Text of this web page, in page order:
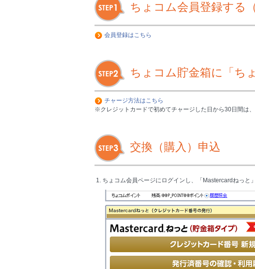
ちょコム会員登録する
会員登録はこちら
ちょコム貯金箱に「ち
チャージ方法はこちら
※クレジットカードで初めてチャージした日から30日間は、
交換（購入）申込
1. ちょコム会員ページにログインし、「Mastercardねっと